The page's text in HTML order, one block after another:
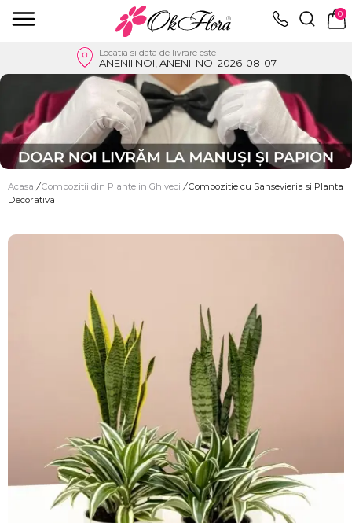
0
Locatia si data de livrare este
ANENII NOI, ANENII NOI 2026-08-07
Acasa / Compozitii din Plante in Ghiveci / Compozitie cu Sansevieria si Planta
Decorativa